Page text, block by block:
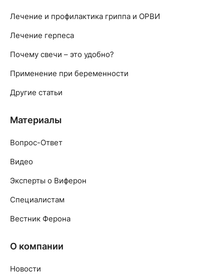
Лечение и профилактика гриппа и ОРВИ
Лечение герпеса
Почему свечи – это удобно?
Применение при беременности
Другие статьи
Материалы
Вопрос-Ответ
Видео
Эксперты о Виферон
Специалистам
Вестник Ферона
О компании
Новости